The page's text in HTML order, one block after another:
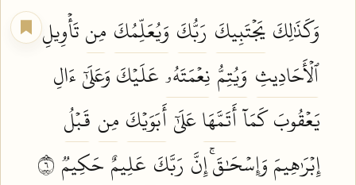
وَكَذَٰلِكَ يَجۡتَبِيكَ رَبُّكَ وَيُعَلِّمُكَ مِنتَأۡوِيلِ
ٱلۡأَحَادِيثِ وَيُتِمُّ نِعۡمَتَهُۥعَلَيۡكَ وَعَلَىٰٓ ءَالِ
يَعۡقُوبَ كَمَآأَتَمَّهَاعَلَىٰٓأَبَوَيۡكَ مِن قَبۡلُ
إِبۡرَٰهِيمَ وَإِسۡحَٰقَۚ إِنَّ رَبَّكَ عَلِيمٌحَكِيمٞ